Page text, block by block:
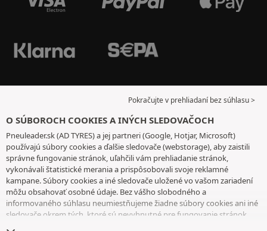
Pokračujte v prehliadaní bez súhlasu >
O SÚBOROCH COOKIES A INÝCH SLEDOVAČOCH
Pneuleader.sk (AD TYRES) a jej partneri (Google, Hotjar, Microsoft)
používajú súbory cookies a ďalšie sledovače (webstorage), aby zaistili
správne fungovanie stránok, uľahčili vám prehliadanie stránok,
vykonávali štatistické merania a prispôsobovali svoje reklamné
kampane. Súbory cookies a iné sledovače uložené vo vašom zariadení
môžu obsahovať osobné údaje. Bez vášho slobodného a
informovaného súhlasu neumiestňujeme žiadne súbory cookies ani iné
sledovače okrem tých, ktoré sú nevyhnutné pre fungovanie stránok.